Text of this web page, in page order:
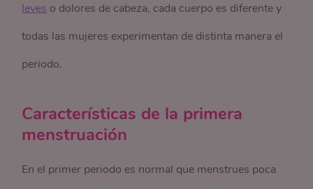
leves o dolores de cabeza, cada cuerpo es diferente y
todas las mujeres experimentan de distinta manera el
periodo.
Características de la primera
menstruación
En el primer periodo es normal que menstrues poca